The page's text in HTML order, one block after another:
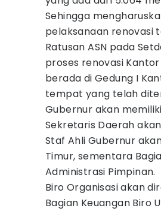
Sehingga
pelaksanaan renovasi
Ratusan ASN pada
proses renovasi
berada di Gedung I
tempat yang telah
Gubernur akan
Sekretaris Daerah
Staf Ahli Gubernur
Timur, sementara
Administrasi Pimpinan.
Biro Organisasi akan
Bagian Keuangan Biro